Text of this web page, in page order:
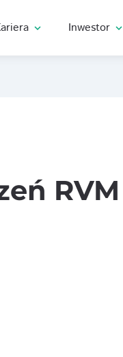
expand_more Inwestor expand_more
RVM